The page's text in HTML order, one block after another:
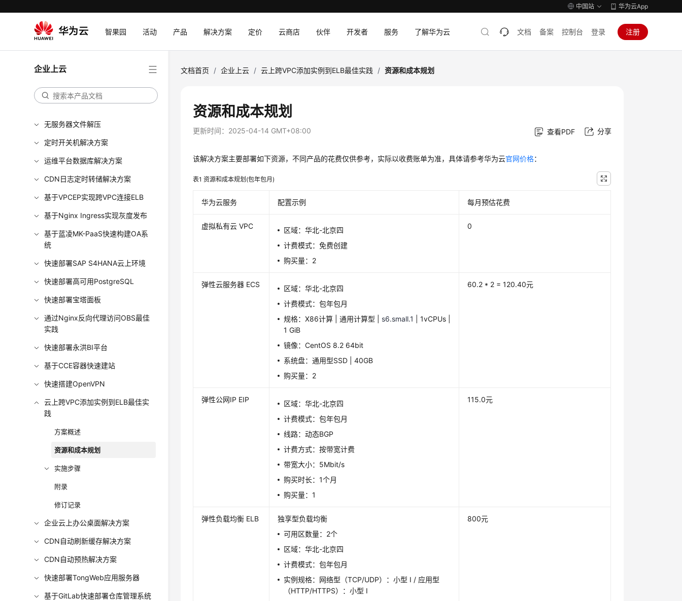
中国站 华为云App
智果园 活动 产品 解决方案 定价 云商店 伙伴 开发者 服务 了解华为云 文档 备案 控制台 登录 注册
企业上云
云和恩墨数据库统一管理平台
基于万户快速建站
基于CCE快速部署Volcano批量调
度系统
无服务器文件解压
定时开关机解决方案
运维平台数据库解决方案
CDN日志定时转储解决方案
基于VPCEP实现跨VPC连接ELB
基于Nginx Ingress实现灰度发布
基于蓝凌MK-PaaS快速构建OA系
统
快速部署SAP S4HANA云上环境
快速部署高可用PostgreSQL
快速部署宝塔面板
通过Nginx反向代理访问OBS最佳
实践
快速部署永洪BI平台
基于CCE容器快速建站
快速搭建OpenVPN
云上跨VPC添加实例到ELB最佳实
践
方案概述
资源和成本规划
实施步骤
附录
修订记录
企业云上办公桌面解决方案
CDN自动刷新缓存解决方案
CDN自动预热解决方案
快速部署TongWeb应用服务器
基于GitLab快速部署仓库管理系统
文档首页 / 企业上云 / 云上跨VPC添加实例到ELB最佳实践 / 资源和成本规划
资源和成本规划
更新时间： 2025-04-14 GMT+08:00 查看PDF 分享
该解决方案主要部署如下资源，不同产品的花费仅供参考，实际以收费账单为准，具体请参考华为云官网价格：
表1资源和成本规划(包年包月)
华为云服务 配置示例 每月预估花费
虚拟私有云 VPC
区域：华北-北京四
计费模式：免费创建
购买量：2
0
弹性云服务器 ECS
区域：华北-北京四
计费模式：包年包月
规格：X86计算 | 通用计算型 | s6.small.1
| 1vCPUs |
1 GiB
镜像：CentOS 8.2 64bit
系统盘：通用型SSD | 40GB
购买量：2
60.2 * 2 = 120.40元
弹性公网IP EIP
区域：华北-北京四
计费模式：包年包月
线路：动态BGP
计费方式：按带宽计费
带宽大小：5Mbit/s
购买时长：1个月
购买量：1
115.0元
弹性负载均衡 ELB
独享型负载均衡
可用区数量：2个
区域：华北-北京四
计费模式：包年包月
实例规格：网络型（TCP/UDP）：小型 I / 应用型
（HTTP/HTTPS）：小型 I
800元